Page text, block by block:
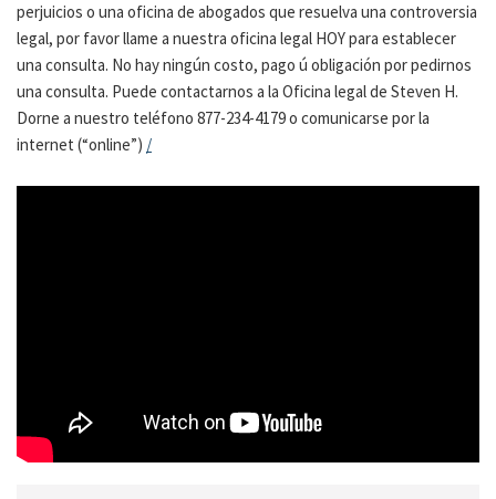
perjuicios o una oficina de abogados que resuelva una controversia
legal, por favor llame a nuestra oficina legal HOY para establecer
una consulta. No hay ningún costo, pago ú obligación por pedirnos
una consulta. Puede contactarnos a la Oficina legal de Steven H.
Dorne a nuestro teléfono 877-234-4179 o comunicarse por la
internet (“online”) /